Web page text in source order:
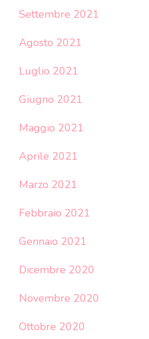
Settembre 2021
Agosto 2021
Luglio 2021
Giugno 2021
Maggio 2021
Aprile 2021
Marzo 2021
Febbraio 2021
Gennaio 2021
Dicembre 2020
Novembre 2020
Ottobre 2020